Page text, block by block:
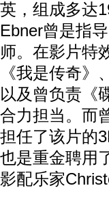
英，组成多达
Ebner曾是指
师。在影片特
《我是传奇
以及曾负责《
合力担当。而
担任了该片的
也是重金聘用
影配乐家